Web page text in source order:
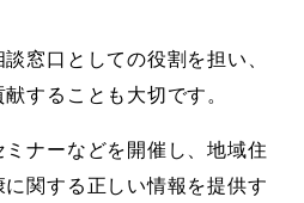
窓口としての役割を担い、
することも大切です。
ナーなどを開催し、地域住
関する正しい情報を提供す